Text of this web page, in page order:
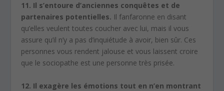
11. Il s’entoure d’anciennes conquêtes et de
partenaires potentielles. Il fanfaronne en disant
qu’elles veulent toutes coucher avec lui, mais il vous
assure qu’il n’y a pas d’inquiétude à avoir, bien sûr. Ces
personnes vous rendent jalouse et vous laissent croire
que le sociopathe est une personne très prisée.
12. Il exagère les émotions tout en n’en montrant